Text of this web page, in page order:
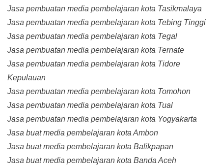
Jasa pembuatan media pembelajaran kota Tasikmalaya
Jasa pembuatan media pembelajaran kota Tebing Tinggi
Jasa pembuatan media pembelajaran kota Tegal
Jasa pembuatan media pembelajaran kota Ternate
Jasa pembuatan media pembelajaran kota Tidore
Kepulauan
Jasa pembuatan media pembelajaran kota Tomohon
Jasa pembuatan media pembelajaran kota Tual
Jasa pembuatan media pembelajaran kota Yogyakarta
Jasa buat media pembelajaran kota Ambon
Jasa buat media pembelajaran kota Balikpapan
Jasa buat media pembelajaran kota Banda Aceh